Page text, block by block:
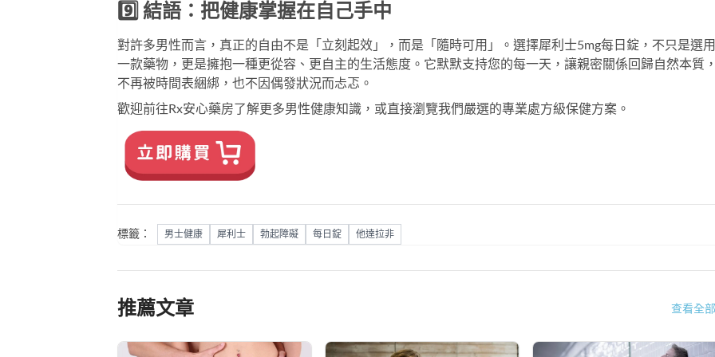
9️⃣ 結語：把健康掌握在自己手中
對許多男性而言，真正的自由不是「立刻起效」，而是「隨時可用」。選擇犀利士5mg每日錠 ，不只是選用
一款藥物，更是擁抱一種更從容、更自主的生活態度。它默默支持您的每一天，讓親密關係回歸自然本質，
不再被時間表綑綁，也不因偶發狀況而忐忑。
歡迎前往 Rx安心藥房 了解更多男性健康知識，或直接瀏覽我們嚴選的專業處方級保健方案。
標籤： 男士健康 犀利士 勃起障礙 每日錠 他達拉非
推薦文章 查看全部